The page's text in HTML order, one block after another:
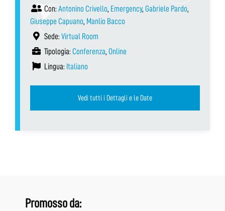
Con: Antonino Crivello, Emergency, Gabriele Pardo,
Giuseppe Capuano, Manlio Bacco
Sede: Virtual Room
Tipologia: Conferenza, Online
Lingua: Italiano
Vedi tutti i Dettagli e le Date
Promosso da: